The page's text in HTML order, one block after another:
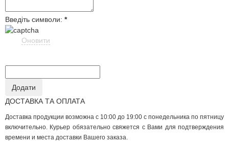
Введіть символи: *
Оновити
ДОСТАВКА ТА ОПЛАТА
Доставка продукции возможна с 10:00 до 19:00 с понедельника по пятницу
включительно. Курьер обязательно свяжется с Вами для подтверждения
времени и места доставки Вашего заказа.